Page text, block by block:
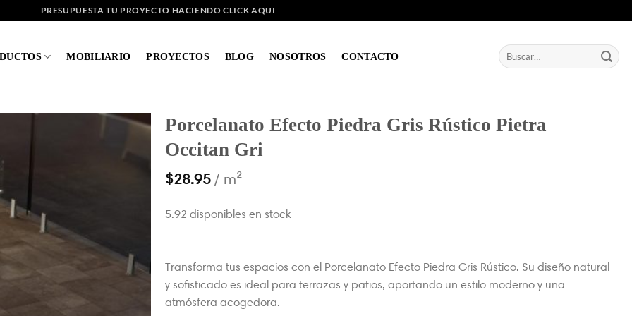
PRESUPUESTA TU PROYECTO HACIENDO CLICK AQUI
MOBILIARIO PROYECTOS BLOG NOSOTROS CONTACTO
Buscar
por:
Porcelanato Efecto Piedra Gris Rústico Pietra
Occitan Gri
$28.95 / m²
5.92 disponibles en stock
Transforma tus espacios con el Porcelanato Efecto Piedra Gris Rústico. Su diseño natural
y sofisticado es ideal para terrazas y patios, aportando un estilo moderno y una
atmósfera acogedora.